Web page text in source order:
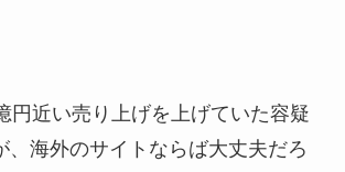
円近い売り上げを上げていた容疑
、海外のサイトならば大丈夫だろ